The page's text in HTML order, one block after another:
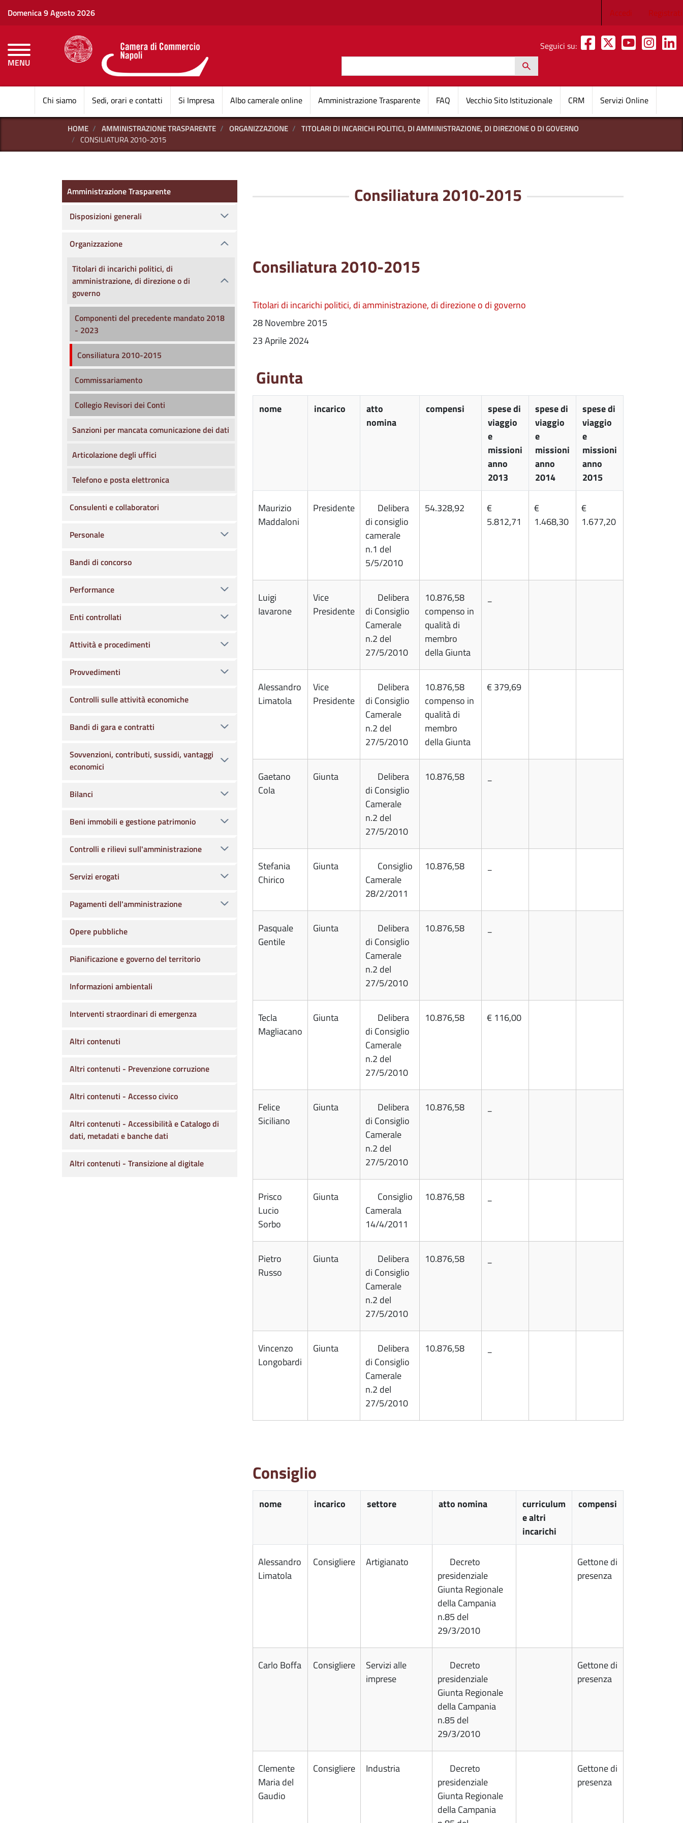
Domenica 9 Agosto 2026 Menu
Accedi Registrati
MENU
CAMERE DI COMMERCIO D'ITALIA
Seguici su:
h
Navigazione principale
Chi siamo Sedi, orari e contatti Si Impresa Albo camerale online Amministrazione Trasparente FAQ Vecchio Sito Istituzionale CRM Servizi Online
HOME AMMINISTRAZIONE TRASPARENTE ORGANIZZAZIONE
TITOLARI DI INCARICHI POLITICI, DI AMMINISTRAZIONE, DI DIREZIONE O DI GOVERNO
CONSILIATURA 2010-2015
Consiliatura 2010-2015
Consiliatura 2010-2015
Titolari di incarichi politici, di amministrazione, di direzione o di governo
28 Novembre 2015
23 Aprile 2024
Giunta
nome incarico
atto
nomina
compensi
spese di
viaggio
e
missioni
anno
2013
spese di
viaggio
e
missioni
anno
2014
spese di
viaggio
e
missioni
anno
2015
Maurizio
Maddaloni
Presidente
Delibera
di consiglio
camerale
n.1 del
5/5/2010
54.328,92
€
5.812,71
€
1.468,30
€
1.677,20
Luigi
Iavarone
Vice
Presidente
Delibera
di Consiglio
Camerale
n.2 del
27/5/2010
10.876,58
compenso in
qualità di
membro
della Giunta
Alessandro
Limatola
Vice
Presidente
Delibera
di Consiglio
Camerale
n.2 del
27/5/2010
10.876,58
compenso in
qualità di
membro
della Giunta
€ 379,69
Gaetano
Cola
Giunta
Delibera
di Consiglio
Camerale
n.2 del
27/5/2010
10.876,58
Stefania
Chirico
Giunta
Consiglio
Camerale
28/2/2011
10.876,58
Pasquale
Gentile
Giunta
Delibera
di Consiglio
Camerale
n.2 del
27/5/2010
10.876,58
Tecla
Magliacano
Giunta
Delibera
di Consiglio
Camerale
n.2 del
27/5/2010
10.876,58 € 116,00
Felice
Siciliano
Giunta
Delibera
di Consiglio
Camerale
n.2 del
27/5/2010
10.876,58
Prisco
Lucio
Sorbo
Giunta
Consiglio
Camerala
14/4/2011
10.876,58
Pietro
Russo
Giunta
Delibera
di Consiglio
Camerale
n.2 del
27/5/2010
10.876,58
Vincenzo
Longobardi
Giunta
Delibera
di Consiglio
Camerale
n.2 del
27/5/2010
10.876,58
Consiglio
nome incarico settore atto nomina
curriculum
e altri
incarichi
compensi
Alessandro
Limatola
Consigliere Artigianato
Decreto
presidenziale
Giunta Regionale
della Campania
n.85 del
29/3/2010
Gettone di
presenza
Carlo Boffa Consigliere
Servizi alle
imprese
Decreto
presidenziale
Giunta Regionale
della Campania
n.85 del
29/3/2010
Gettone di
presenza
Clemente
Maria del
Gaudio
Consigliere Industria
Decreto
presidenziale
Giunta Regionale
della Campania
Gettone di
presenza
Amministrazione Trasparente
Amministrazione Trasparente
Disposizioni generali
Organizzazione
Titolari di incarichi politici, di
amministrazione, di direzione o di
governo
Componenti del precedente mandato 2018
- 2023
Consiliatura 2010-2015
Commissariamento
Collegio Revisori dei Conti
Sanzioni per mancata comunicazione dei dati
Articolazione degli uffici
Telefono e posta elettronica
Consulenti e collaboratori
Personale
Bandi di concorso
Performance
Enti controllati
Attività e procedimenti
Provvedimenti
Controlli sulle attività economiche
Bandi di gara e contratti
Sovvenzioni, contributi, sussidi, vantaggi
economici
Bilanci
Beni immobili e gestione patrimonio
Controlli e rilievi sull'amministrazione
Servizi erogati
Pagamenti dell'amministrazione
Opere pubbliche
Pianificazione e governo del territorio
Informazioni ambientali
Interventi straordinari di emergenza
Altri contenuti
Altri contenuti - Prevenzione corruzione
Altri contenuti - Accesso civico
Altri contenuti - Accessibilità e Catalogo di
dati, metadati e banche dati
Altri contenuti - Transizione al digitale